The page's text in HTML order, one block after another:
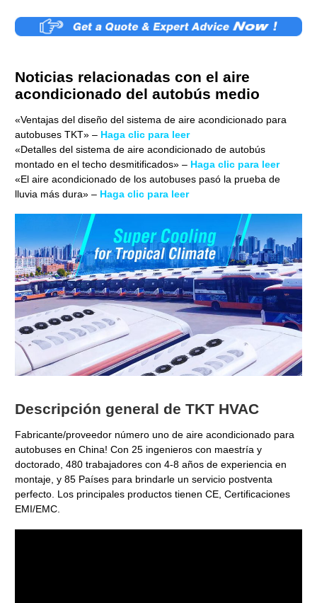
Noticias relacionadas con el aire
acondicionado del autobús medio
«Ventajas del diseño del sistema de aire acondicionado para
autobuses TKT» – Haga clic para leer
«Detalles del sistema de aire acondicionado de autobús
montado en el techo desmitificados» – Haga clic para leer
«El aire acondicionado de los autobuses pasó la prueba de
lluvia más dura» – Haga clic para leer
Descripción general de TKT HVAC
Fabricante/proveedor número uno de aire acondicionado para
autobuses en China! Con 25 ingenieros con maestría y
doctorado, 480 trabajadores con 4-8 años de experiencia en
montaje, y 85 Países para brindarle un servicio postventa
perfecto. Los principales productos tienen CE, Certificaciones
EMI/EMC.